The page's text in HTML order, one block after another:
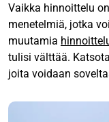
Vaikka hinnoittelu
menetelmiä, jotka
muutamia
tulisi välttää.
joita voidaan